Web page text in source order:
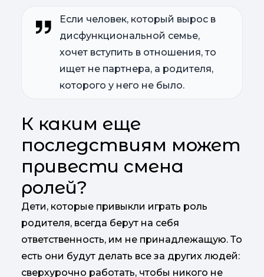
Если человек, который вырос в
дисфункциональной семье,
хочет вступить в отношения, то
ищет не партнера, а родителя,
которого у него не было.
К каким еще
последствиям может
привести смена
ролей?
Дети, которые привыкли играть роль
родителя, всегда берут на себя
ответственность, им не принадлежащую. То
есть они будут делать все за других людей:
сверхурочно работать, чтобы никого не